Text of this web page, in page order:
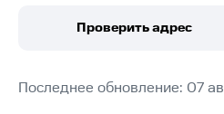
Проверить адрес
Последнее обновление: 07